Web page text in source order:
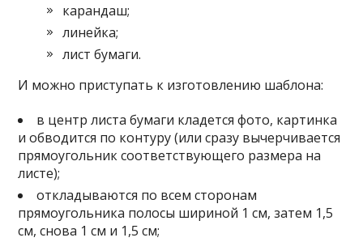
карандаш;
линейка;
лист бумаги.
И можно приступать к изготовлению шаблона:
в центр листа бумаги кладется фото, картинка
и обводится по контуру (или сразу вычерчивается
прямоугольник соответствующего размера на
листе);
откладываются по всем сторонам
прямоугольника полосы шириной 1 см, затем 1,5
см, снова 1 см и 1,5 см;